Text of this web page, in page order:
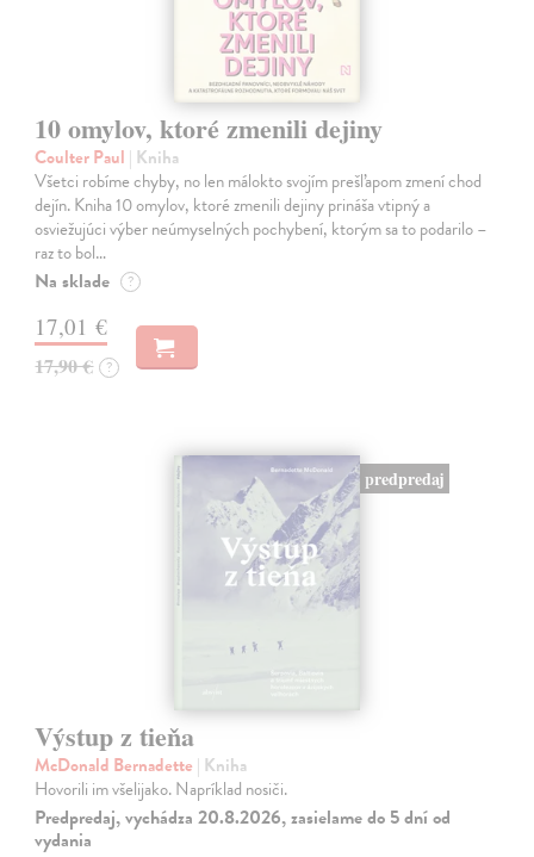
10 omylov, ktoré zmenili dejiny
Coulter Paul | Kniha
Všetci robíme chyby, no len málokto svojím prešľapom zmení chod
dejín. Kniha 10 omylov, ktoré zmenili dejiny prináša vtipný a
osviežujúci výber neúmyselných pochybení, ktorým sa to podarilo –
raz to bol…
Na sklade ?
17,01 €
17,90 € ?
predpredaj
Výstup z tieňa
McDonald Bernadette | Kniha
Hovorili im všelijako. Napríklad nosiči.
Predpredaj, vychádza 20.8.2026, zasielame do 5 dní od
vydania